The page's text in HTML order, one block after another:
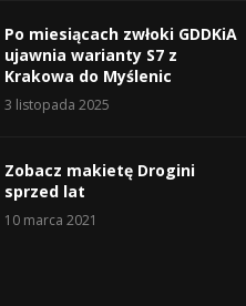
Po miesiącach zwłoki GDDKiA
ujawnia warianty S7 z
Krakowa do Myślenic
3 listopada 2025
Zobacz makietę Drogini
sprzed lat
10 marca 2021